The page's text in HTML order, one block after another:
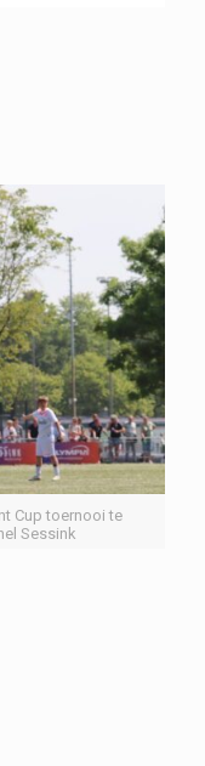
Cup toernooi te
Sessink